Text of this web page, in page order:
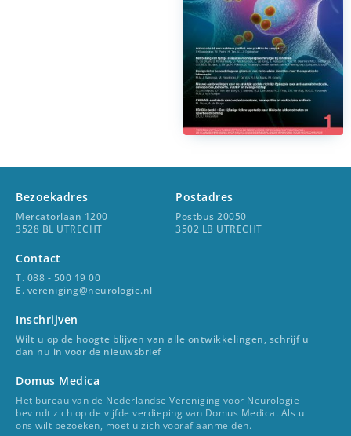
Bezoekadres
Mercatorlaan 1200
3528 BL UTRECHT
Postadres
Postbus 20050
3502 LB UTRECHT
Contact
T. 088 - 500 19 00
E. vereniging@neurologie.nl
Inschrijven
Wilt u op de hoogte blijven van alle ontwikkelingen, schrijf u
dan nu in voor de nieuwsbrief
Domus Medica
Het bureau van de Nederlandse Vereniging voor Neurologie
bevindt zich op de vijfde verdieping van Domus Medica. Als u
ons wilt bezoeken, moet u zich vooraf aanmelden.